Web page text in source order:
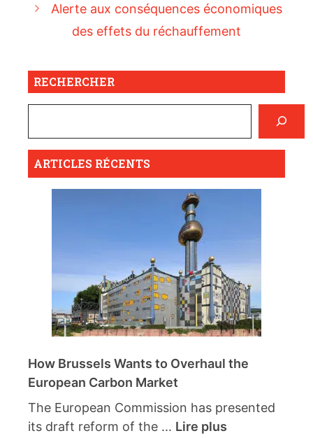
Alerte aux conséquences économiques
des effets du réchauffement
RECHERCHER
ARTICLES RÉCENTS
How Brussels Wants to Overhaul the
European Carbon Market
The European Commission has presented
its draft reform of the ... Lire plus